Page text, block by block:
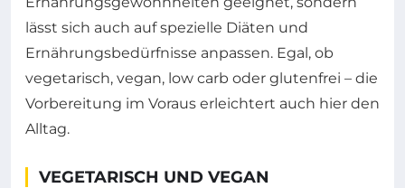
lässt sich auch auf spezielle Diäten und
Ernährungsbedürfnisse anpassen. Egal, ob
vegetarisch, vegan, low carb oder glutenfrei – die
Vorbereitung im Voraus erleichtert auch hier den
Alltag.
VEGETARISCH UND VEGAN